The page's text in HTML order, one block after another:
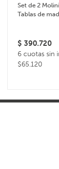
Set de 2
Tablas de
$ 390.720
6 cuotas sin
$65.120